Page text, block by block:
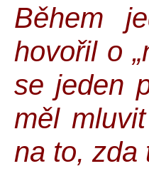
Během
hovořil o
se jeden
měl
na to, zda